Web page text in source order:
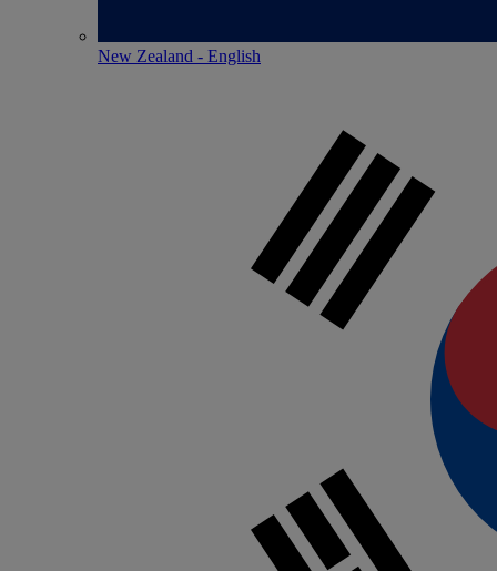
New Zealand - English